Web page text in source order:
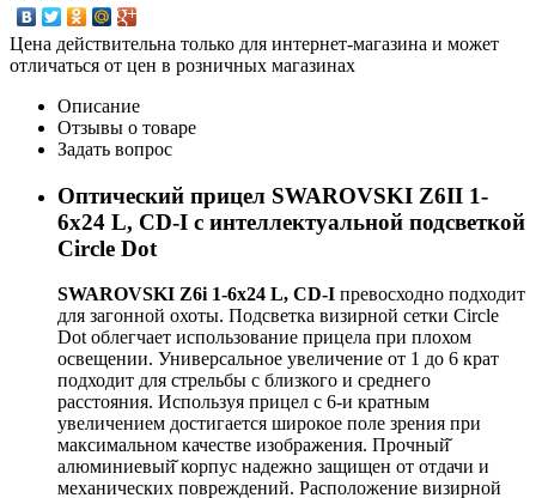
Цена действительна только для интернет-магазина и может
отличаться от цен в розничных магазинах
Описание
Отзывы о товаре
Задать вопрос
Оптический прицел SWAROVSKI Z6II 1-
6x24 L, CD-I с интеллектуальной подсветкой
Circle Dot
SWAROVSKI Z6i 1-6x24 L, CD-I превосходно подходит
для загонной охоты. Подсветка визирной сетки Circle
Dot облегчает использование прицела при плохом
освещении. Универсальное увеличение от 1 до 6 крат
подходит для стрельбы с близкого и среднего
расстояния. Используя прицел с 6-и кратным
увеличением достигается широкое поле зрения при
максимальном качестве изображения. Прочный̆
алюминиевый̆ корпус надежно защищен от отдачи и
механических повреждений. Расположение визирной